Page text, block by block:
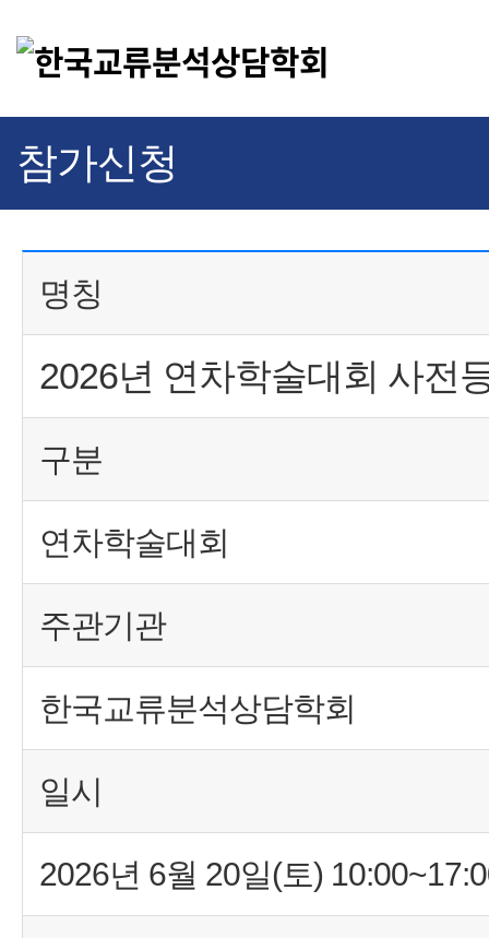
참가신청
명칭
2026년 연차학술대회 사전
구분
연차학술대회
주관기관
한국교류분석상담학회
일시
2026년 6월 20일(토)